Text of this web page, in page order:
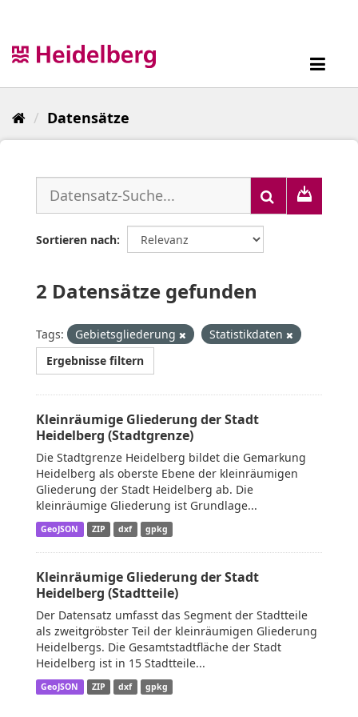
Datensätze
Sortieren nach
2 Datensätze gefunden
Tags: Gebietsgliederung
Statistikdaten
Ergebnisse filtern
Kleinräumige Gliederung der Stadt
Heidelberg (Stadtgrenze)
Die Stadtgrenze Heidelberg bildet die Gemarkung
Heidelberg als oberste Ebene der kleinräumigen
Gliederung der Stadt Heidelberg ab. Die
kleinräumige Gliederung ist Grundlage...
GeoJSON ZIP dxf gpkg
Kleinräumige Gliederung der Stadt
Heidelberg (Stadtteile)
Der Datensatz umfasst das Segment der Stadtteile
als zweitgröbster Teil der kleinräumigen Gliederung
Heidelbergs. Die Gesamtstadtfläche der Stadt
Heidelberg ist in 15 Stadtteile...
GeoJSON ZIP dxf gpkg